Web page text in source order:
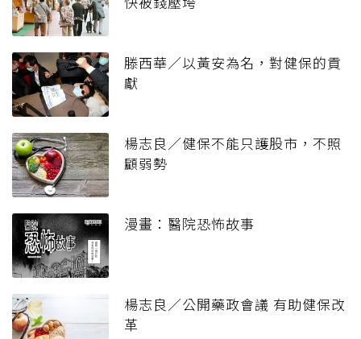
滕西華／以黃安為名，對健保的貢
獻
楊志良／健保不能只護股市，不照
顧弱勢
漫畫：醫院恐怖故事
楊志良／公開藥政會議 有助健保改
革